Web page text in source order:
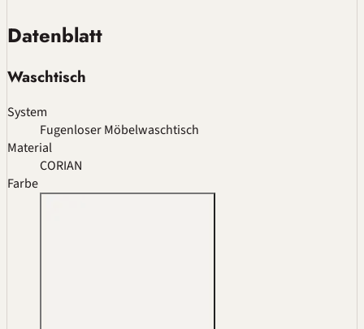
Datenblatt
Waschtisch
System
Fugenloser Möbelwaschtisch
Material
CORIAN
Farbe